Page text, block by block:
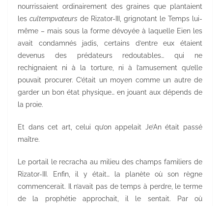
nourrissaient ordinairement des graines que plantaient
les cultempvateurs de Rizator-III, grignotant le Temps lui-
même – mais sous la forme dévoyée à laquelle Eien les
avait condamnés jadis, certains d’entre eux étaient
devenus des prédateurs redoutables… qui ne
rechignaient ni à la torture, ni à l’amusement qu’elle
pouvait procurer. C’était un moyen comme un autre de
garder un bon état physique… en jouant aux dépends de
la proie.
Et dans cet art, celui qu’on appelait Je’An était passé
maître.
Le portail le recracha au milieu des champs familiers de
Rizator-III. Enfin, il y était… la planète où son règne
commencerait. Il n’avait pas de temps à perdre, le terme
de la prophétie approchait, il le sentait. Par où